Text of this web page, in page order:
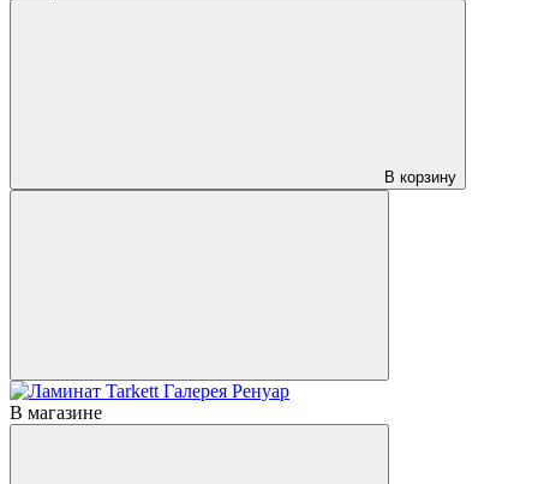
В корзину
В магазине